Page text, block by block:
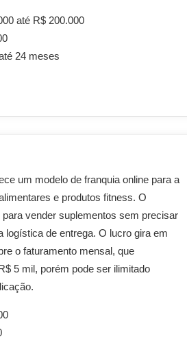
até R$ 200.000
24 meses
um modelo de franquia online para a
e produtos fitness. O
vender suplementos sem precisar
logística de entrega. O lucro gira em
o faturamento mensal, que
5 mil, porém pode ser ilimitado